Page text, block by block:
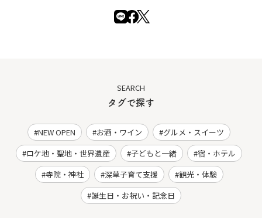
SEARCH
タグで探す
NEW OPEN お酒・ワイン
グルメ・スイーツ
ロケ地・聖地・世界遺産
子どもと一緒
宿・ホテル
寺院・神社
深草子育て支援
観光・体験
誕生日・お祝い・記念日